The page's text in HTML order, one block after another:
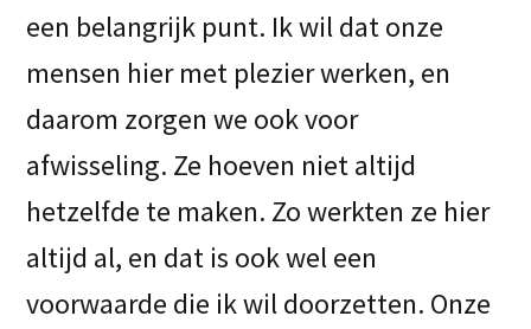
een belangrijk punt. Ik wil dat onze
mensen hier met plezier werken, en
daarom zorgen we ook voor
afwisseling. Ze hoeven niet altijd
hetzelfde te maken. Zo werkten ze hier
altijd al, en dat is ook wel een
voorwaarde die ik wil doorzetten. Onze